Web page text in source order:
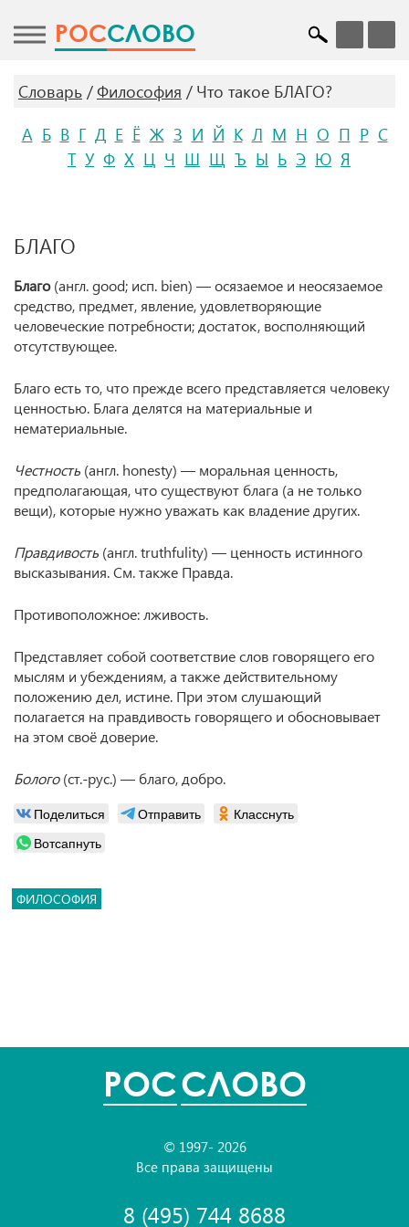
POCСЛОВО
Словарь Философия
Что такое БЛАГО?
А Б В Г Д Е Ё Ж З И Й К Л М Н О П Р С
Т У Ф Х Ц Ч Ш Щ Ъ Ы Ь Э Ю Я
БЛАГО
Благо(англ. good; исп. bien) — осязаемое и неосязаемое
средство, предмет, явление, удовлетворяющие
человеческие потребности; достаток, восполняющий
отсутствующее.
Благо есть то, что прежде всего представляется человеку
ценностью. Блага делятся на материальные и
нематериальные.
Честность (англ. honesty) — моральная ценность,
предполагающая, что существуют блага (а не только
вещи), которые нужно уважать как владение других.
Правдивость (англ. truthfulity) — ценность истинного
высказывания. См. также Правда.
Противоположное: лживость.
Представляет собой соответствие слов говорящего его
мыслям и убеждениям, а также действительному
положению дел, истине. При этом слушающий
полагается на правдивость говорящего и обосновывает
на этом своё доверие.
Болого(ст.-рус.) — благо, добро.
Поделиться Отправить
Класснуть
Вотсапнуть
ФИЛОСОФИЯ
POCСЛОВО
© 1997- 2026
Все права защищены
8 (495) 744 8688